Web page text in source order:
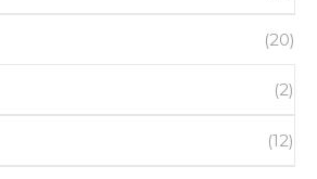
(20)
(2)
(12)